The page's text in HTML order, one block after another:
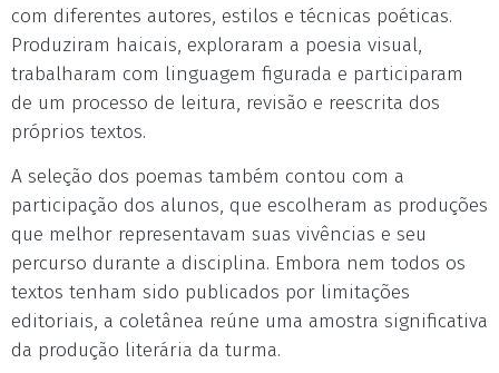
com diferentes autores, estilos e técnicas poéticas.
Produziram haicais, exploraram a poesia visual,
trabalharam com linguagem figurada e participaram
de um processo de leitura, revisão e reescrita dos
próprios textos.
A seleção dos poemas também contou com a
participação dos alunos, que escolheram as produções
que melhor representavam suas vivências e seu
percurso durante a disciplina. Embora nem todos os
textos tenham sido publicados por limitações
editoriais, a coletânea reúne uma amostra significativa
da produção literária da turma.